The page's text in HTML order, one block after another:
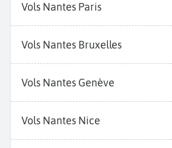
Vols Nantes Paris
Vols Nantes Bruxelles
Vols Nantes Genève
Vols Nantes Nice